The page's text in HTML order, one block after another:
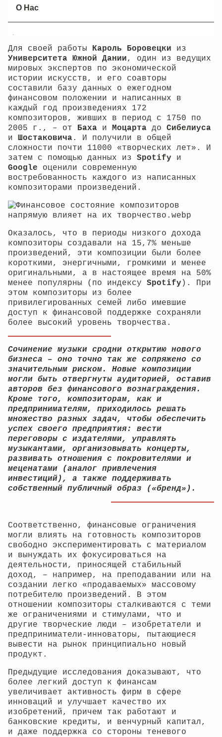
О Нас
профессий – композиторов. Но выводы этого
исследования справедливы не только для
Для своей работы Кароль Боровецки из
Университета Южной Дании, один из ведущих
мировых экспертов по экономической
истории искусств, и его соавторы
составили базу данных о ежегодном
финансовом положении и написанных в
каждый год произведениях 172
композиторов, живших в период с 1750 по
2005 г., – от Баха и Моцарта до Сибелиуса
и Шостаковича. И получили в общей
сложности почти 11000 «творческих лет». И
затем с помощью данных из Spotify и
Google оценили современную
востребованность каждого из написанных
композиторами произведений.
Оказалось, что в периоды низкого дохода
композиторы создавали на 15,7% меньше
произведений, эти композиции были более
короткими, энергичными, громкими и менее
оригинальными, а в настоящее время на 50%
менее популярны (по индексу Spotify ). При
этом композиторы из более
привилегированных семей либо имевшие
доступ к финансовой поддержке сохраняли
более высокий уровень творчества.
Сочинение музыки сродни открытию нового
бизнеса – оно точно так же сопряжено со
значительным риском. Новые композиции
могли быть отвергнуты аудиторией, оставив
авторов без финансового вознаграждения.
Кроме того, композиторам, как и
предпринимателям, приходилось решать
множество разных задач, чтобы обеспечить
успех своего предприятия: вести
переговоры с издателями, управлять
музыкантами, организовывать концерты,
развивать отношения с покровителями и
меценатами (аналог привлечения
инвестиций), а также поддерживать
собственный публичный образ («бренд»).
Соответственно, финансовые ограничения
могли влиять на готовность композиторов
свободно экспериментировать с материалом
и вынуждать их фокусироваться на
деятельности, приносящей стабильный
доход, – например, на преподавании или на
создании легко «продаваемых» массовому
потребителю произведений. В этом
отношении композиторы сталкиваются с теми
же ограничениями и стимулами, что и
другие творческие люди – изобретатели и
предприниматели-инноваторы, пытающиеся
вывести на рынок принципиально новый
продукт.
Предыдущие исследования доказывают, что
более легкий доступ к финансам
увеличивает активность фирм в сфере
инноваций и улучшает качество их
изобретений, причем так работают и
банковские кредиты, и венчурный капитал,
и даже поддержка со стороны теневого